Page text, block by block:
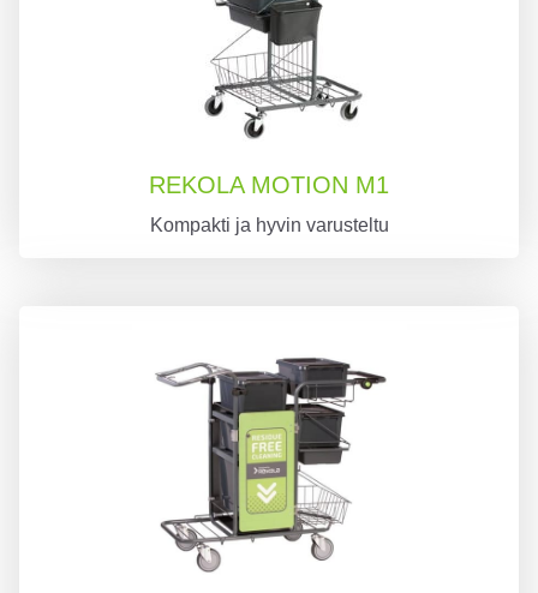
REKOLA MOTION M1
Kompakti ja hyvin varusteltu